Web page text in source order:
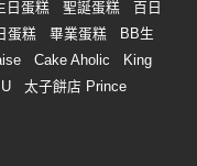
日蛋糕 聖誕蛋糕
百日
蛋糕 畢業蛋糕
BB生
Cake Aholic
King
太子餅店 Prince